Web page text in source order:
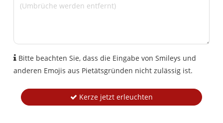
Bitte beachten Sie, dass die Eingabe von Smileys und
anderen Emojis aus Pietätsgründen nicht zulässig ist.
Kerze jetzt erleuchten